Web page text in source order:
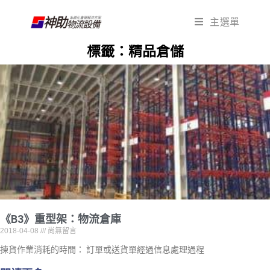
主選單
標籤：精品倉儲
《B3》重型架：物流倉庫
2018-04-08 尚無留言
揀貨作業消耗的時間： 訂單或送貨單經過信息處理過程